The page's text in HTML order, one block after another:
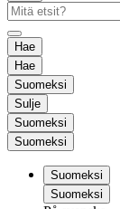
Hae
Hae
Suomeksi
Sulje
Suomeksi
Suomeksi
Suomeksi
Suomeksi